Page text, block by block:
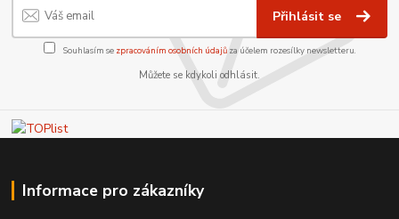
Přihlásit se
Souhlasím se zpracováním osobních údajůza účelem rozesílky newsletteru.
Můžete se kdykoli odhlásit.
Informace pro zákazníky